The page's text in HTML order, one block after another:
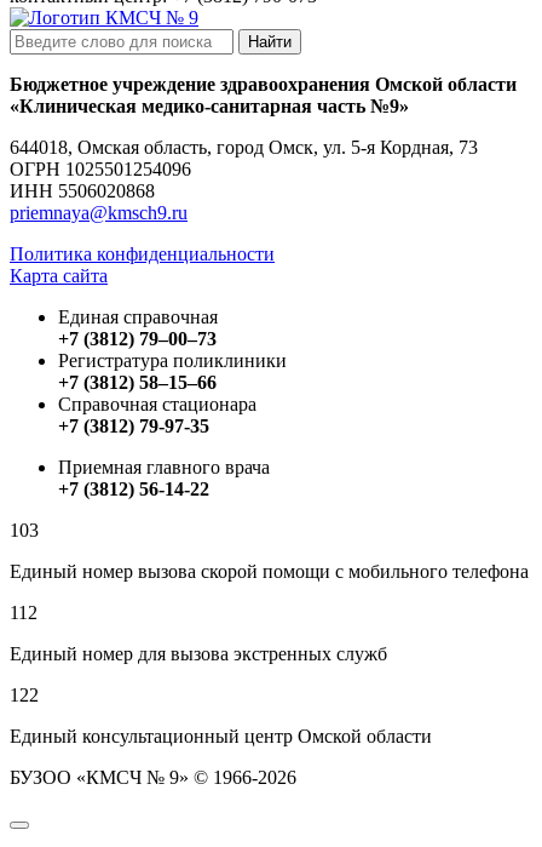
Найти
Бюджетное учреждение здравоохранения Омской области
«Клиническая медико-санитарная часть №9»
644018, Омская область, город Омск, ул. 5-я Кордная, 73
ОГРН 1025501254096
ИНН 5506020868
priemnaya@kmsch9.ru
Политика конфиденциальности
Карта сайта
Единая справочная
+7 (3812) 79‒00‒73
Регистратура поликлиники
+7 (3812) 58‒15‒66
Справочная стационара
+7 (3812) 79-97-35
Приемная главного врача
+7 (3812) 56-14-22
103
Единый номер вызова скорой помощи с мобильного телефона
112
Единый номер для вызова экстренных служб
122
Единый консультационный центр Омской области
БУЗОО «КМСЧ № 9» © 1966-2026